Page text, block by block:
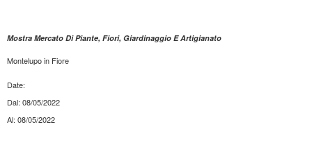
Mostra Mercato Di Piante, Fiori, Giardinaggio E Artigianato
Montelupo in Fiore
Date:
Dal: 08/05/2022
Al: 08/05/2022